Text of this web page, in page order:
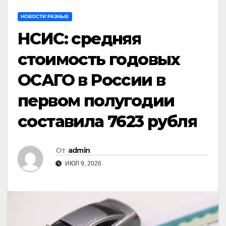
НОВОСТИ РАЗНЫЕ
НСИС: средняя
стоимость годовых
ОСАГО в России в
первом полугодии
составила 7623 рубля
От admin
ИЮЛ 9, 2026